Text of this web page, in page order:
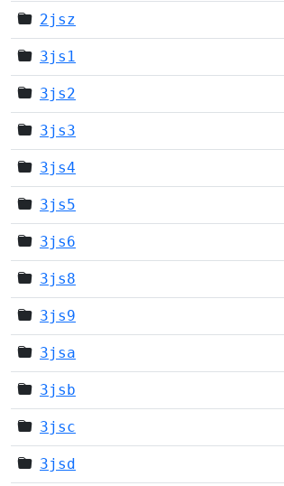
2jsz
3js1
3js2
3js3
3js4
3js5
3js6
3js8
3js9
3jsa
3jsb
3jsc
3jsd